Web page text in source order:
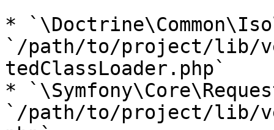
*
`/path/to/project/lib/
tedClassLoader.php`
*
`/path/to/project/lib/